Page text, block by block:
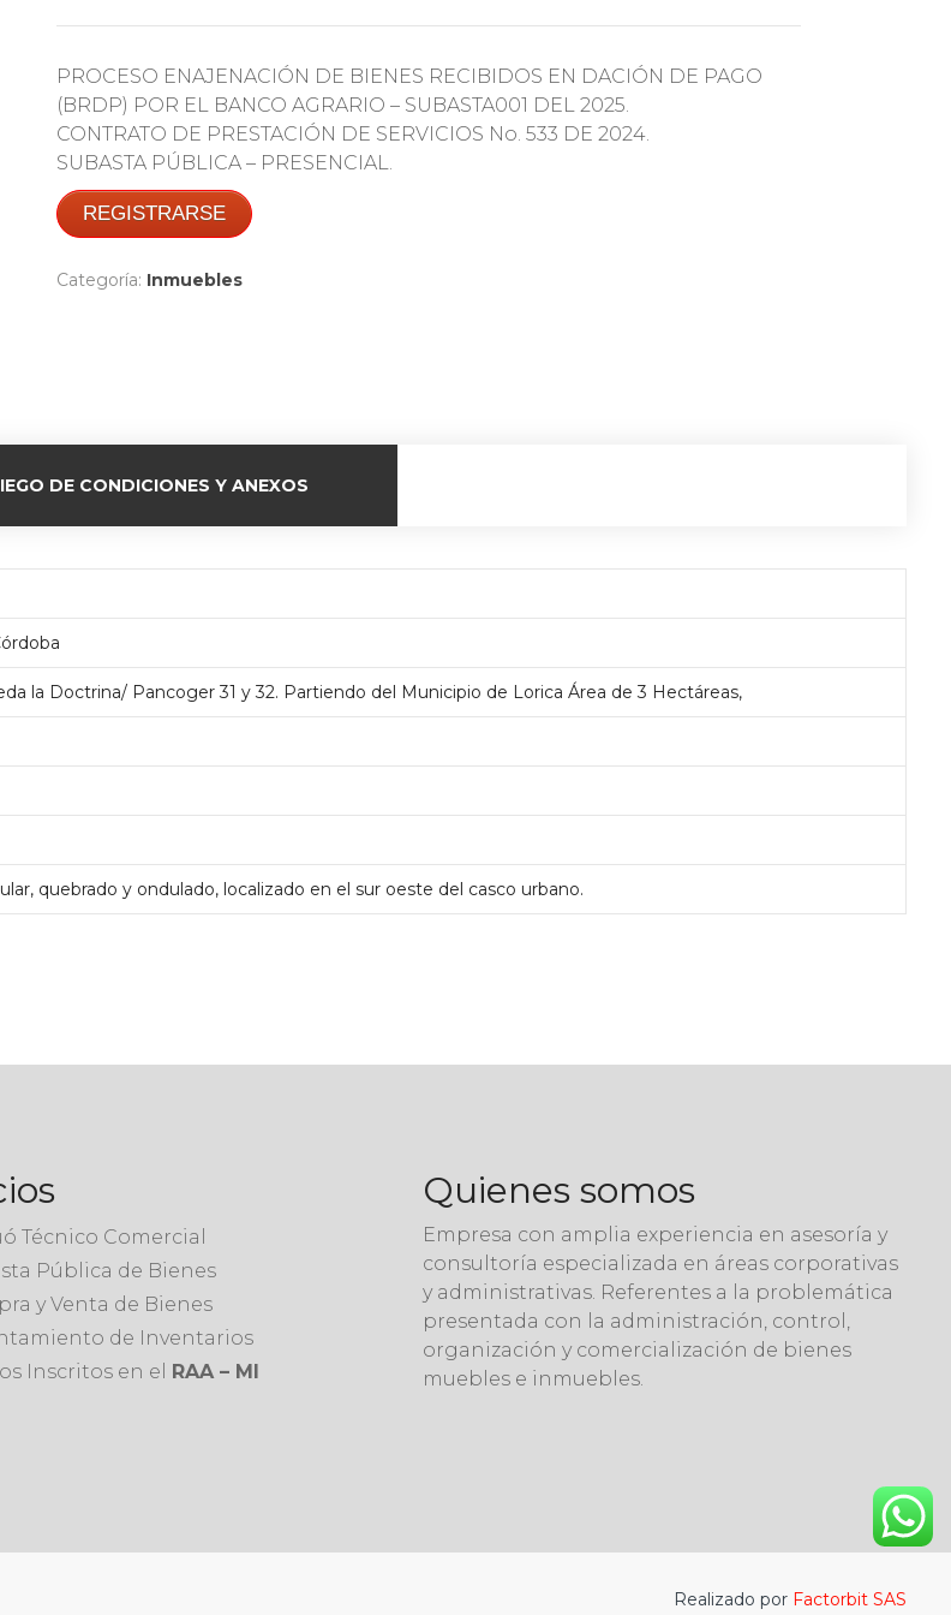
PROCESO ENAJENACIÓN DE BIENES RECIBIDOS EN DACIÓN DE PAGO
(BRDP) POR EL BANCO AGRARIO – SUBASTA001 DEL 2025.
CONTRATO DE PRESTACIÓN DE SERVICIOS No. 533 DE 2024.
SUBASTA PÚBLICA – PRESENCIAL.
REGISTRARSE
Categoría: Inmuebles
DE CONDICIONES Y ANEXOS
la Doctrina/ Pancoger 31 y 32. Partiendo del Municipio de Lorica Área de 3 Hectáreas,
quebrado y ondulado, localizado en el sur oeste del casco urbano.
Técnico Comercial
Pública de Bienes
y Venta de Bienes
de Inventarios
Inscritos en el RAA – MI
Quienes somos
Empresa con amplia experiencia en asesoría y
consultoría especializada en áreas corporativas
y administrativas. Referentes a la problemática
presentada con la administración, control,
organización y comercialización de bienes
muebles e inmuebles.
Realizado por Factorbit SAS